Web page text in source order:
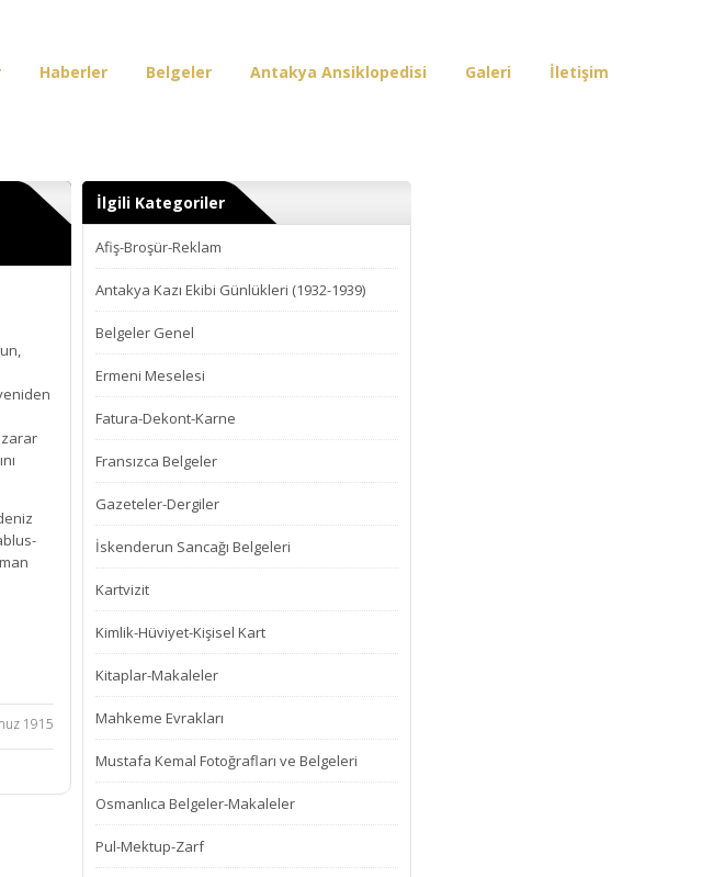
Haberler Belgeler Antakya Ansiklopedisi Galeri İletişim
1915
İlgili Kategoriler
Afiş-Broşür-Reklam
Antakya Kazı Ekibi Günlükleri (1932-1939)
Belgeler Genel
Ermeni Meselesi
Fatura-Dekont-Karne
Fransızca Belgeler
Gazeteler-Dergiler
İskenderun Sancağı Belgeleri
Kartvizit
Kimlik-Hüviyet-Kişisel Kart
Kitaplar-Makaleler
Mahkeme Evrakları
Mustafa Kemal Fotoğrafları ve Belgeleri
Osmanlıca Belgeler-Makaleler
Pul-Mektup-Zarf